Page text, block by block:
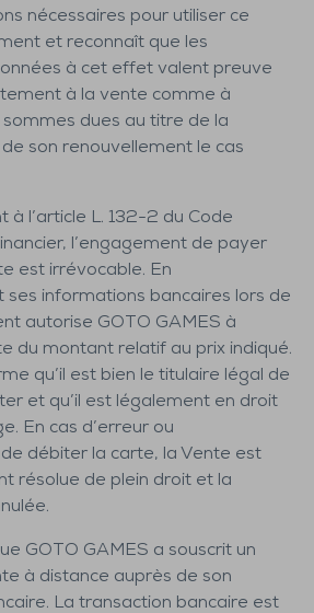
nécessaires pour utiliser ce
et reconnaît que les
à cet effet valent preuve
à la vente comme à
sommes dues au titre de la
son renouvellement le cas
à l’article L. 132-2 du Code
l’engagement de payer
est irrévocable. En
ses informations bancaires lors de
autorise GOTO GAMES à
du montant relatif au prix indiqué.
qu’il est bien le titulaire légal de
et qu’il est légalement en droit
En cas d’erreur ou
de débiter la carte, la Vente est
résolue de plein droit et la
GOTO GAMES a souscrit un
à distance auprès de son
La transaction bancaire est